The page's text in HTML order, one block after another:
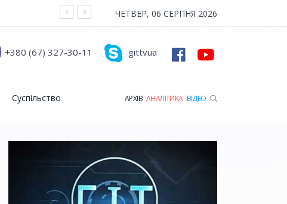
На війні загинув Герой з Рожищенської
ЧЕТВЕР, 06 СЕРПНЯ 2026
gittvua
+380 (67) 327-30-11
Суспільство АРХІВ АНАЛІТИКА ВІДЕО